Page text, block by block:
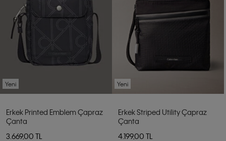
Yeni
Erkek Printed Emblem Çapraz
Çanta
3.669,00 TL
Yeni
Erkek Striped Utility Çapraz
Çanta
4.199,00 TL